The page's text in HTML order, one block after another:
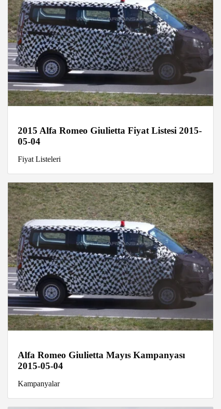
2015 Alfa Romeo Giulietta Fiyat Listesi 2015-
05-04
Fiyat Listeleri
Alfa Romeo Giulietta Mayıs Kampanyası
2015-05-04
Kampanyalar